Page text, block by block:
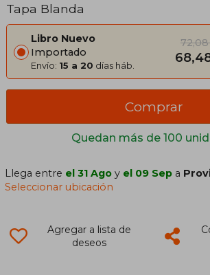
Tapa Blanda
Libro Nuevo
Importado
Envío: 15 a 20 días háb.
Quedan más de 100
Comprar
Llega entre el 31 Ago y el 09 Sep a
Seleccionar ubicación
Agregar a lista de
deseos